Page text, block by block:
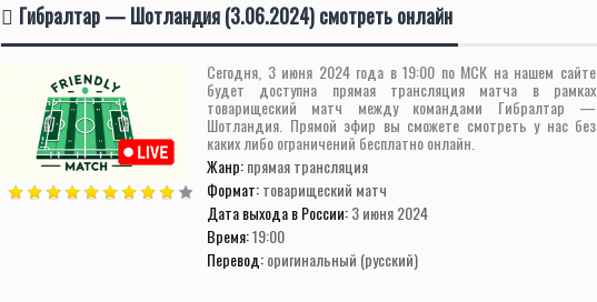
Гибралтар — Шотландия (3.06.2024) смотреть онлайн
Сегодня, 3 июня 2024 года в 19:00 по МСК на нашем сайте
будет доступна прямая трансляция матча в рамках
товарищеский матч между командами Гибралтар —
Шотландия. Прямой эфир вы сможете смотреть у нас без
каких либо ограничений бесплатно онлайн.
Жанр:прямая трансляция
Формат:товарищеский матч
Дата выхода в России:3 июня 2024
Время:19:00
Перевод:оригинальный (русский)